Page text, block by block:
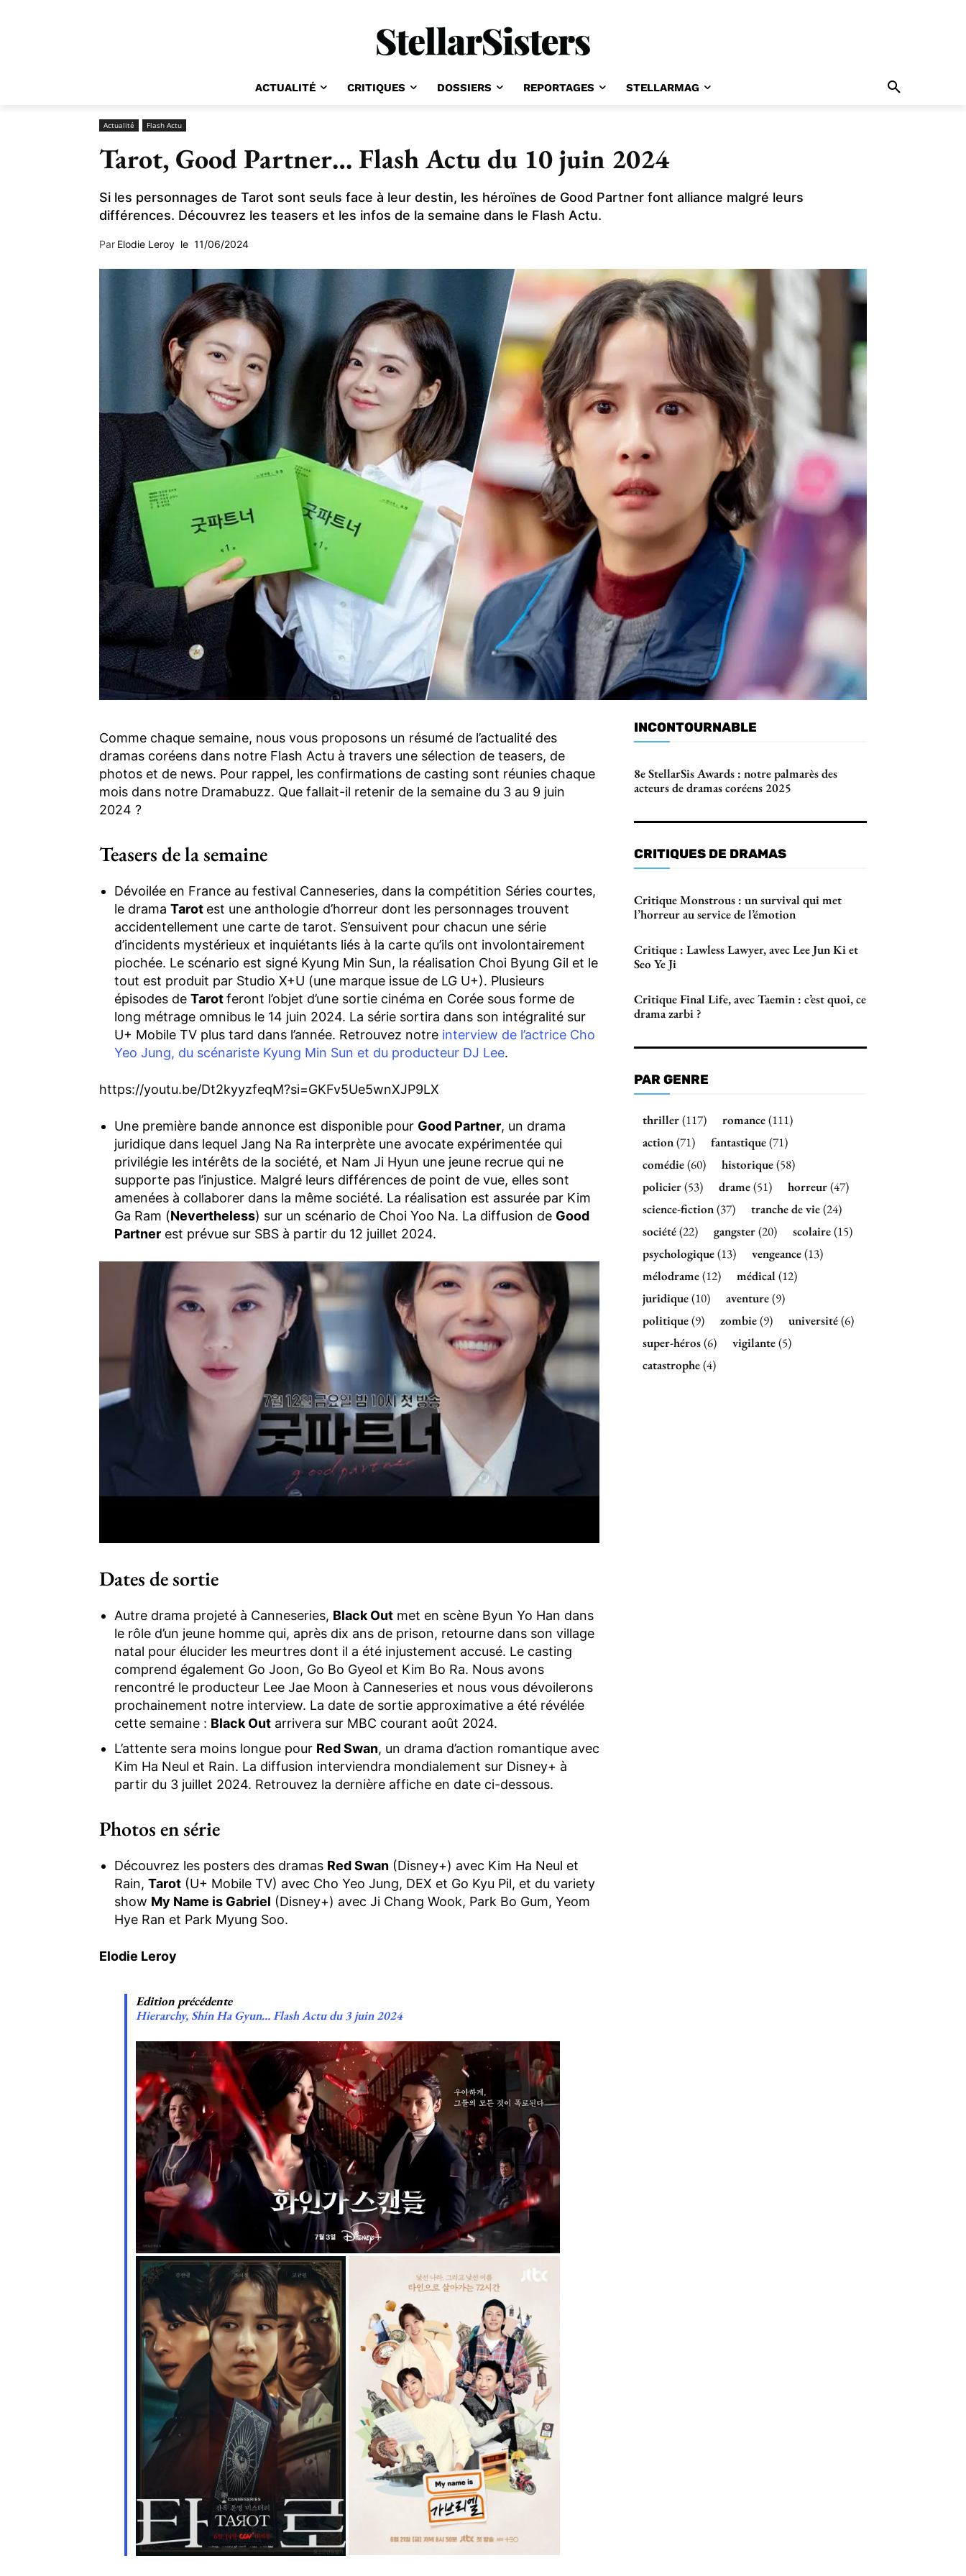
ACTUALITÉ CRITIQUES DOSSIERS REPORTAGES STELLARMAG
Actualité Flash Actu
Tarot, Good Partner… Flash Actu du 10 juin 2024
Si les personnages de Tarot sont seuls face à leur destin, les héroïnes de Good Partner font alliance malgré leurs
différences. Découvrez les teasers et les infos de la semaine dans le Flash Actu.
Par Elodie Leroy le 11/06/2024
Comme chaque semaine, nous vous proposons un résumé de l’actualité des
dramas coréens dans notre Flash Actu à travers une sélection de teasers, de
photos et de news. Pour rappel, les confirmations de casting sont réunies chaque
mois dans notre Dramabuzz. Que fallait-il retenir de la semaine du 3 au 9 juin
2024 ?
Teasers de la semaine
Dévoilée en France au festival Canneseries, dans la compétition Séries courtes,
le drama Tarot est une anthologie d’horreur dont les personnages trouvent
accidentellement une carte de tarot. S’ensuivent pour chacun une série
d’incidents mystérieux et inquiétants liés à la carte qu’ils ont involontairement
piochée. Le scénario est signé Kyung Min Sun, la réalisation Choi Byung Gil et le
tout est produit par Studio X+U (une marque issue de LG U+). Plusieurs
épisodes de Tarotferont l’objet d’une sortie cinéma en Corée sous forme de
long métrage omnibus le 14 juin 2024. La série sortira dans son intégralité sur
U+ Mobile TV plus tard dans l’année. Retrouvez notre interview de l’actrice Cho
Yeo Jung, du scénariste Kyung Min Sun et du producteur DJ Lee.
https://youtu.be/Dt2kyyzfeqM?si=GKFv5Ue5wnXJP9LX
Une première bande annonce est disponible pour Good Partner, un drama
juridique dans lequel Jang Na Ra interprète une avocate expérimentée qui
privilégie les intérêts de la société, et Nam Ji Hyun une jeune recrue qui ne
supporte pas l’injustice. Malgré leurs différences de point de vue, elles sont
amenées à collaborer dans la même société. La réalisation est assurée par Kim
Ga Ram (Nevertheless) sur un scénario de Choi Yoo Na. La diffusion de Good
Partner est prévue sur SBS à partir du 12 juillet 2024.
Dates de sortie
Autre drama projeté à Canneseries, Black Out met en scène Byun Yo Han dans
le rôle d’un jeune homme qui, après dix ans de prison, retourne dans son village
natal pour élucider les meurtres dont il a été injustement accusé. Le casting
comprend également Go Joon, Go Bo Gyeol et Kim Bo Ra. Nous avons
rencontré le producteur Lee Jae Moon à Canneseries et nous vous dévoilerons
prochainement notre interview. La date de sortie approximative a été révélée
cette semaine : Black Out arrivera sur MBC courant août 2024.
L’attente sera moins longue pour Red Swan, un drama d’action romantique avec
Kim Ha Neul et Rain. La diffusion interviendra mondialement sur Disney+ à
partir du 3 juillet 2024. Retrouvez la dernière affiche en date ci-dessous.
Photos en série
Découvrez les posters des dramas Red Swan (Disney+) avec Kim Ha Neul et
Rain, Tarot (U+ Mobile TV) avec Cho Yeo Jung, DEX et Go Kyu Pil, et du variety
show My Name is Gabriel (Disney+) avec Ji Chang Wook, Park Bo Gum, Yeom
Hye Ran et Park Myung Soo.
Elodie Leroy
Edition précédente
Hierarchy, Shin Ha Gyun… Flash Actu du 3 juin 2024
INCONTOURNABLE
8e StellarSis Awards : notre palmarès des
acteurs de dramas coréens 2025
CRITIQUES DE DRAMAS
Critique Monstrous : un survival qui met
l’horreur au service de l’émotion
Critique : Lawless Lawyer, avec Lee Jun Ki et
Seo Ye Ji
Critique Final Life, avec Taemin : c’est quoi, ce
drama zarbi ?
PAR GENRE
thriller(117) romance(111)
action(71) fantastique(71)
comédie(60) historique(58)
policier(53) drame(51) horreur(47)
science-fiction(37) tranche de vie(24)
société(22) gangster(20) scolaire(15)
psychologique(13) vengeance(13)
mélodrame(12) médical(12)
juridique(10) aventure(9)
politique(9) zombie(9) université(6)
super-héros(6) vigilante(5)
catastrophe(4)